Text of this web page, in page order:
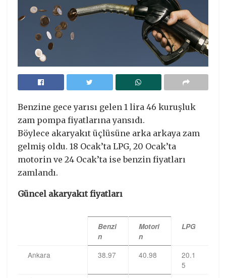
Benzine gece yarısı gelen 1 lira 46 kuruşluk
zam pompa fiyatlarına yansıdı.
Böylece akaryakıt üçlüsüne arka arkaya zam
gelmiş oldu. 18 Ocak’ta LPG, 20 Ocak’ta
motorin ve 24 Ocak’ta ise benzin fiyatları
zamlandı.
Güncel akaryakıt fiyatları
Benzi
n
Motori
n
LPG
Ankara 38.97 40.98
20.1
5